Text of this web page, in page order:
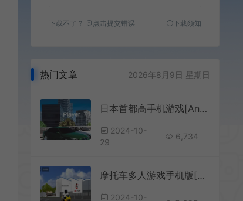
下载不了？ 点击提交错误 下载须知
热门文章 2026年8月9日 星期日
日本首都高手机游戏[Android][v0.2.5]
2024-10-
29
6,734
摩托车多人游戏手机版[Android][v1.3]
2024-10-